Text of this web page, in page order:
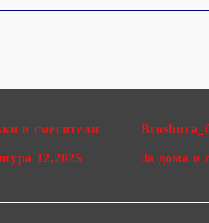
и смесители
12.2025 За дома и